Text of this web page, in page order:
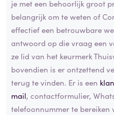
je met een behoorlijk groot
belangrijk om te weten of
effectief een betrouwbare
antwoord op die vraag een
ze lid van het keurmerk
bovendien is er ontzettend
terug te vinden. Er is een
mail, contactformulier,
telefoonnummer te bereiken